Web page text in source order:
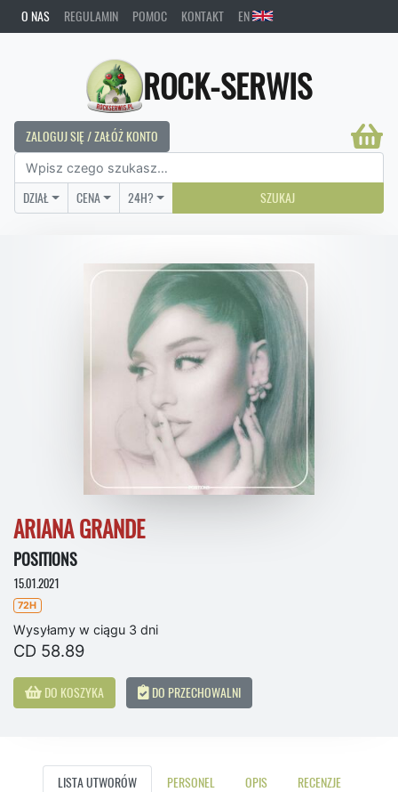
O NAS REGULAMIN POMOC KONTAKT EN
ROCK-SERWIS
ZALOGUJ SIĘ / ZAŁÓŻ KONTO
DZIAŁ CENA 24H? SZUKAJ
ARIANA GRANDE
POSITIONS
15.01.2021
72H
Wysyłamy w ciągu 3 dni
CD 58.89
DO KOSZYKA DO PRZECHOWALNI
LISTA UTWORÓW PERSONEL OPIS RECENZJE